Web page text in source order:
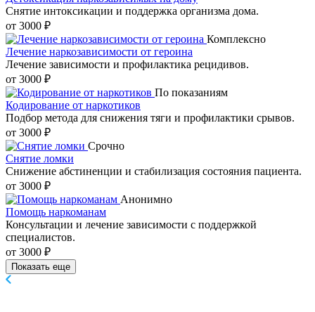
Снятие интоксикации и поддержка организма дома.
от 3000 ₽
Комплексно
Лечение наркозависимости от героина
Лечение зависимости и профилактика рецидивов.
от 3000 ₽
По показаниям
Кодирование от наркотиков
Подбор метода для снижения тяги и профилактики срывов.
от 3000 ₽
Срочно
Снятие ломки
Снижение абстиненции и стабилизация состояния пациента.
от 3000 ₽
Анонимно
Помощь наркоманам
Консультации и лечение зависимости с поддержкой
специалистов.
от 3000 ₽
Показать еще